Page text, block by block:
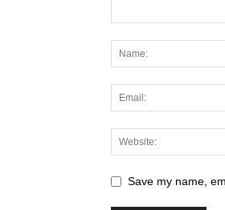
Save my name,